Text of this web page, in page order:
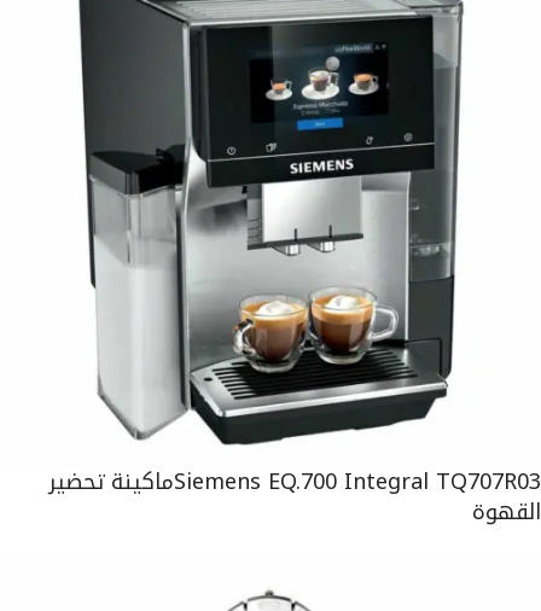
Siemens EQ.700 Integral TQ707R03ماكينة تحضير
القهوة